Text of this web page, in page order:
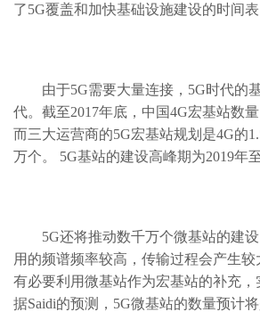
了5G覆盖和加快基础设施建设的时间表
由于5G需要大量连接，5G时代的
代。截至2017年底，中国4G宏基站数量
而三大运营商的5G宏基站规划是4G的
万个。 5G基站的建设高峰期为2019年至
5G还将推动数千万个微基站的建
用的频谱频率较高，传输过程会产生
有必要利用微基站作为宏基站的补充
据Saidi的预测，5G微基站的数量预计